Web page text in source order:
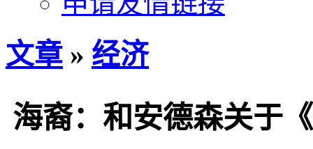
文章 » 经济
海裔：和安德森关于